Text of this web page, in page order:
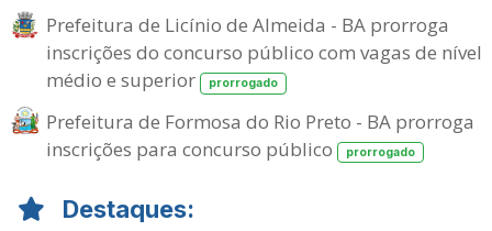
Prefeitura de Licínio de Almeida - BA prorroga
inscrições do concurso público com vagas de nível
médio e superior
prorrogado
Prefeitura de Formosa do Rio Preto - BA prorroga
inscrições para concurso público
prorrogado
Destaques: